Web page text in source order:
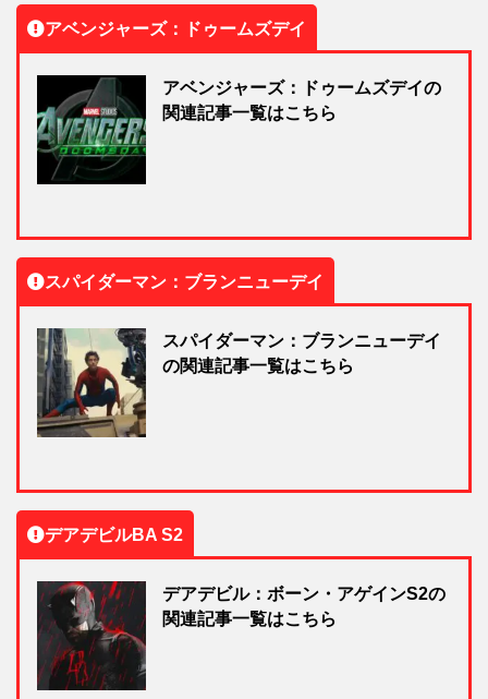
アベンジャーズ：ドゥームズデイ
アベンジャーズ：ドゥームズデイの
関連記事一覧はこちら
スパイダーマン：ブランニューデイ
スパイダーマン：ブランニューデイ
の関連記事一覧はこちら
デアデビルBA S2
デアデビル：ボーン・アゲインS2の
関連記事一覧はこちら